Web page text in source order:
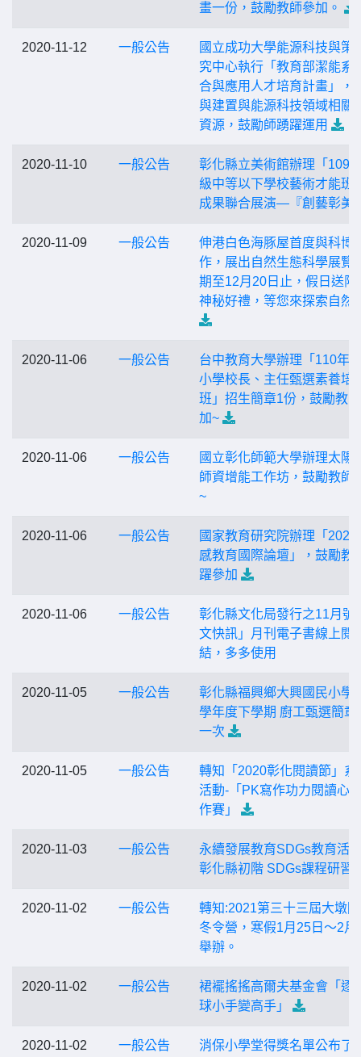
畫一份，鼓勵教師參加。
2020-11-12 一般公告
國立成功大學能源科技與策
究中心執行「教育部潔能系
合與應用人才培育計畫」，
與建置與能源科技領域相關
資源，鼓勵師踴躍運用
2020-11-10 一般公告
彰化縣立美術館辦理「109
級中等以下學校藝術才能班
成果聯合展演—『創藝彰美
2020-11-09 一般公告
伸港白色海豚屋首度與科博
作，展出自然生態科學展覽
期至12月20日止，假日送限
神秘好禮，等您來探索自然
2020-11-06 一般公告
台中教育大學辦理「110年
小學校長、主任甄選素養培
班」招生簡章1份，鼓勵教
加~
2020-11-06 一般公告
國立彰化師範大學辦理太陽
師資增能工作坊，鼓勵教師
~
2020-11-06 一般公告
國家教育研究院辦理「2020
感教育國際論壇」，鼓勵教
躍參加
2020-11-06 一般公告
彰化縣文化局發行之11月號
文快訊」月刊電子書線上閱
結，多多使用
2020-11-05 一般公告
彰化縣福興鄉大興國民小學
學年度下學期 廚工甄選簡章
一次
2020-11-05 一般公告
轉知「2020彰化閱讀節」系
活動-「PK寫作功力閱讀心
作賽」
2020-11-03 一般公告
永續發展教育SDGs教育活
彰化縣初階 SDGs課程研習
2020-11-02 一般公告
轉知:2021第三十三屆大墩
冬令營，寒假1月25日～2月
舉辦。
2020-11-02 一般公告
裙襬搖搖高爾夫基金會「逐
球小手變高手」
2020-11-02 一般公告
消保小學堂得獎名單公布了